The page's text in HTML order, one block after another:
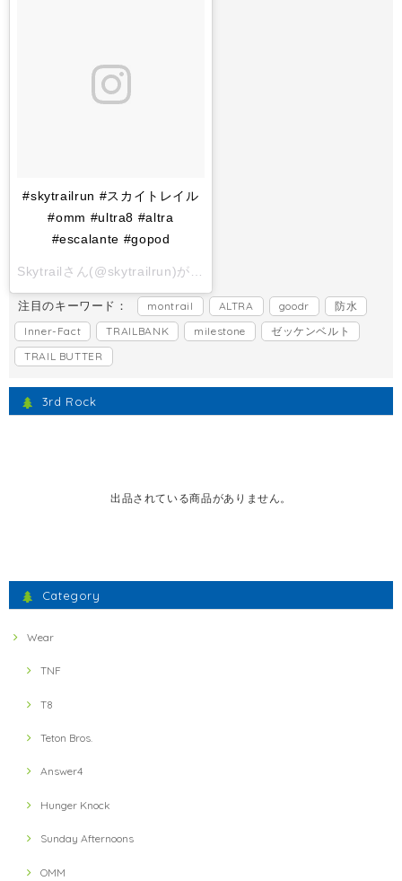
#skytrailrun #スカイトレイル
#omm #ultra8 #altra
#escalante #gopod
Skytrailさん(@skytrailrun)がシェアした投稿 -
注目のキーワード： montrail ALTRA goodr
防水
Inner-Fact
TRAILBANK milestone
ゼッケンベルト
TRAIL BUTTER
3rd Rock
出品されている商品がありません。
Category
Wear
TNF
T8
Teton Bros.
Answer4
Hunger Knock
Sunday Afternoons
OMM